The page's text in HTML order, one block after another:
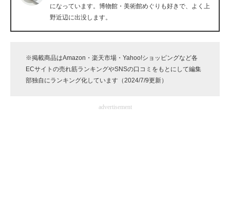
マーケ×ITの今がよく分かる
ITエンジニア向け専門サイト
になっています。博物館・美術館めぐりも好きで、よく上
野近辺に出没します。
※掲載商品はAmazon・楽天市場・Yahoo!ショッピングなど各
ECサイトの売れ筋ランキングやSNSの口コミをもとにして編集
部独自にランキング化しています（2024/7/9更新）
advertisement